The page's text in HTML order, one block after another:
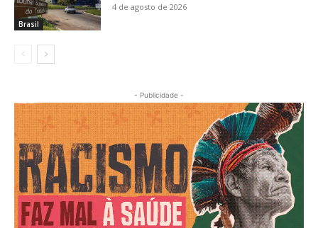
Brasil
4 de agosto de 2026
- Publicidade -